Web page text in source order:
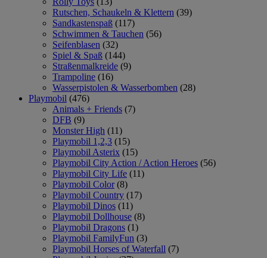
Rutschen, Schaukeln & Klettern (39)
Sandkastenspaß (117)
Schwimmen & Tauchen (56)
Seifenblasen (32)
Spiel & Spaß (144)
Straßenmalkreide (9)
Trampoline (16)
Wasserpistolen & Wasserbomben (28)
Playmobil (476)
Animals + Friends (7)
DFB (9)
Monster High (11)
Playmobil 1,2,3 (15)
Playmobil Asterix (15)
Playmobil City Action / Action Heroes (56)
Playmobil City Life (11)
Playmobil Color (8)
Playmobil Country (17)
Playmobil Dinos (11)
Playmobil Dollhouse (8)
Playmobil Dragons (1)
Playmobil FamilyFun (3)
Playmobil Horses of Waterfall (7)